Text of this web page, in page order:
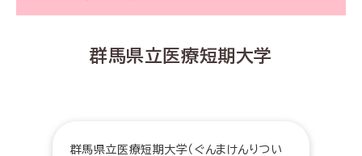
群馬県立医療短期大学
群馬県立医療短期大学（ぐんまけんりつい